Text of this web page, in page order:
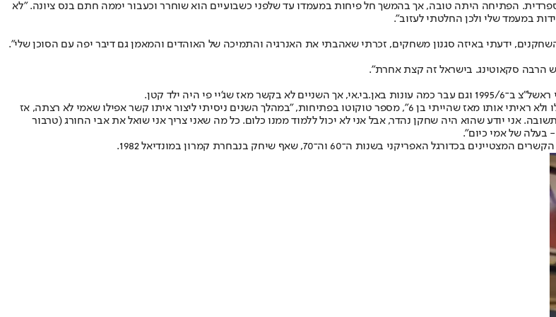
הפתיחה היתה טובה, אך בהמשך חל פיחות במעמדו עד שלפני כשבועיים הוא שוחרר וכעבור יממה חתם בנס ציונה. "לא
במעמד שלי ולכן החלטתי לעזוב".
ידעתי באיזה סגנון משחקים, זכרתי שאהבתי את האנרגיה והתמיכה של האוהדים והמאמן גם דיבר יפה עם הסוכן שלי".
הרבה סקאוטינג. בישראל זה קצת אחרת".
"אני לא יודע מה היה איתו, איזה סוג של בן אדם הוא ומה הוא עשה, אבל אני יודע שאני הבן שלו ולא ראיתי אותו מאז שהייתי בן 6", מספר טוקוטו בפתיחות, "במהלך השנים ניסיתי ליצור איתו קשר אפילו שאמי לא רצתה, אז
שלחתי לו הודעה, ולא היתה תשובה. אני יודע שהוא היה שחקן נהדר, אבל אני לא יכול ללמוד ממנו כלום. כל מה שאני צריך אני שואל את אבי החורג (טרבור
- בעלה של אמי כיום".
בשנות ה־60 וה־70, שאף שיחק בנבחרת קמרון במונדיאל 1982.